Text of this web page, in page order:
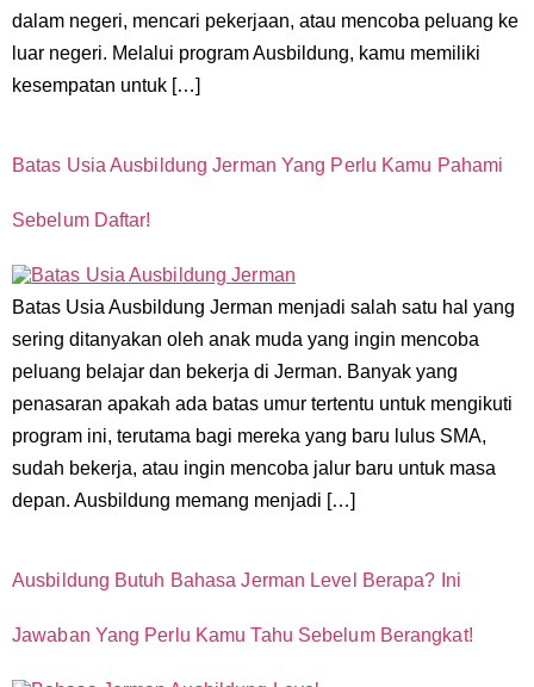
dalam negeri, mencari pekerjaan, atau mencoba peluang ke
luar negeri. Melalui program Ausbildung, kamu memiliki
kesempatan untuk […]
Batas Usia Ausbildung Jerman Yang Perlu Kamu Pahami
Sebelum Daftar!
Batas Usia Ausbildung Jerman menjadi salah satu hal yang
sering ditanyakan oleh anak muda yang ingin mencoba
peluang belajar dan bekerja di Jerman. Banyak yang
penasaran apakah ada batas umur tertentu untuk mengikuti
program ini, terutama bagi mereka yang baru lulus SMA,
sudah bekerja, atau ingin mencoba jalur baru untuk masa
depan. Ausbildung memang menjadi […]
Ausbildung Butuh Bahasa Jerman Level Berapa? Ini
Jawaban Yang Perlu Kamu Tahu Sebelum Berangkat!